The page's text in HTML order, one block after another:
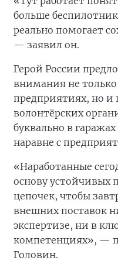
больше
реально помогает
— заявил он.
Герой России
внимания не
предприятиях, но
волонтёрских
буквально в
наравне с
«Наработанные
основу устойчивых
цепочек, чтобы
внешних поставок
экспертизе, ни в
компетенциях», —
Головин.